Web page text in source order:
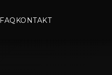
FAQ KONTAKT